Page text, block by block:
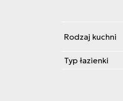
Rodzaj kuchni
Typ łazienki